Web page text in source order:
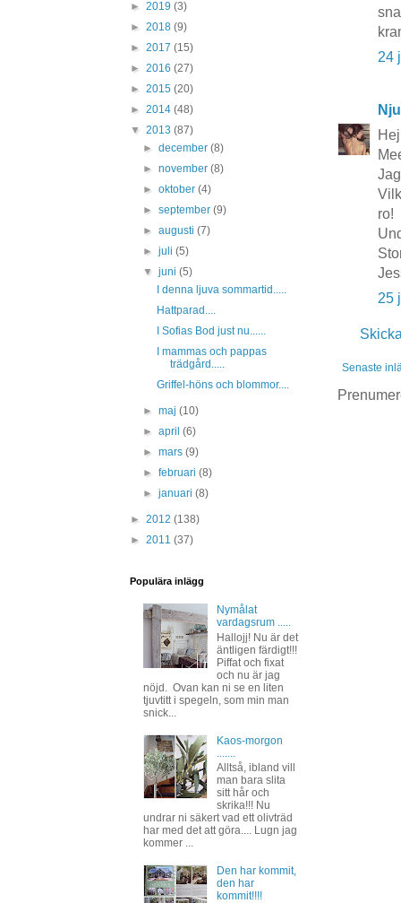
24
ro!
25
Senaste
► 2019 (3)
► 2018 (9)
► 2017 (15)
► 2016 (27)
► 2015 (20)
► 2014 (48)
▼ 2013 (87)
►december(8)
►november(8)
►oktober(4)
►september(9)
►augusti(7)
►juli(5)
▼juni(5)
I denna ljuva sommartid.....
Hattparad....
I Sofias Bod just nu......
I mammas och pappas
trädgård.....
Griffel-höns och blommor....
►maj(10)
►april(6)
►mars(9)
►februari(8)
►januari(8)
► 2012 (138)
► 2011 (37)
Populära inlägg
Nymålat
vardagsrum .....
Hallojj! Nu är det
äntligen färdigt!!!
Piffat och fixat
och nu är jag
nöjd. Ovan kan ni se en liten
tjuvtitt i spegeln, som min man
snick...
Kaos-morgon
Alltså, ibland vill
man bara slita
sitt hår och
skrika!!! Nu
undrar ni säkert vad ett olivträd
har med det att göra.... Lugn jag
kommer ...
Den har kommit,
den har
kommit!!!!